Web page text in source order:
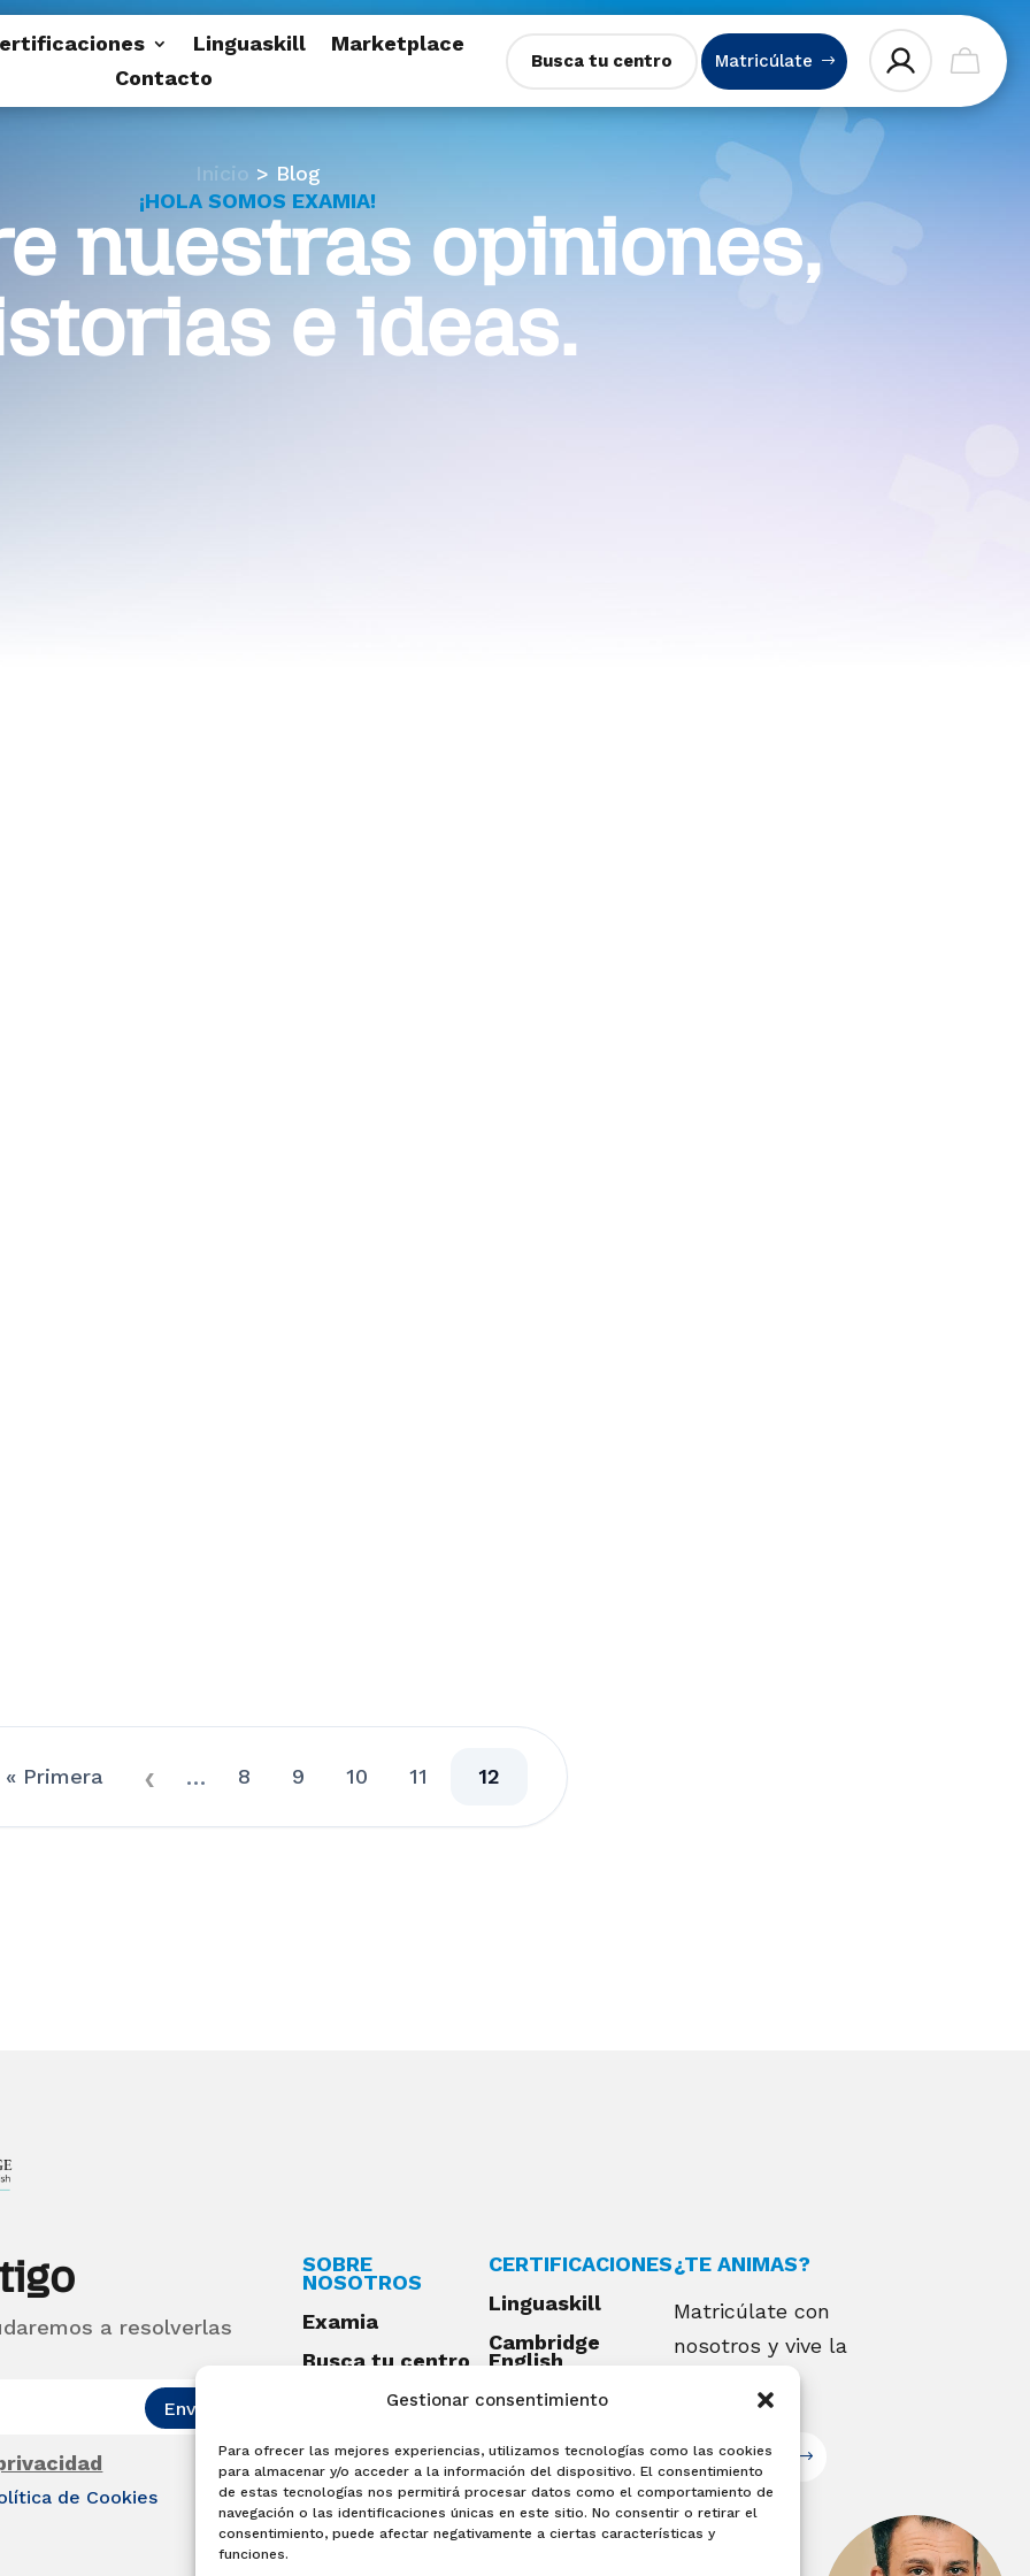
Gestionar consentimiento
Para ofrecer las mejores experiencias, utilizamos tecnologías como las cookies
para almacenar y/o acceder a la información del dispositivo. El consentimiento
de estas tecnologías nos permitirá procesar datos como el comportamiento de
navegación o las identificaciones únicas en este sitio. No consentir o retirar el
consentimiento, puede afectar negativamente a ciertas características y
funciones.
Linguaskill
Marketplace
Contacto
Busca tu centro Matricúlate
Inicio > Blog
¡HOLA SOMOS EXAMIA!
nuestras opiniones,
e ideas.
« Primera … 8 9 10 11 12
a resolverlas
Enviar
de Cookies
SOBRE
NOSOTROS
Examia
Busca tu centro
Preguntas
Acceso centros
preparadores
Blog
CERTIFICACIONES
Linguaskill
Cambridge
English
¿TE ANIMAS?
Matricúlate con
nosotros y vive la
Matricúlate